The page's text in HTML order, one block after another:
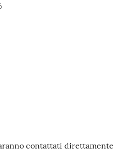
contattati direttamente